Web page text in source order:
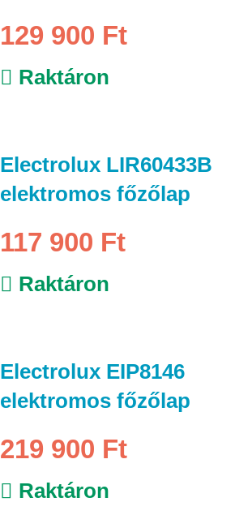
129 900 Ft
Raktáron
Electrolux LIR60433B
elektromos főzőlap
117 900 Ft
Raktáron
Electrolux EIP8146
elektromos főzőlap
219 900 Ft
Raktáron